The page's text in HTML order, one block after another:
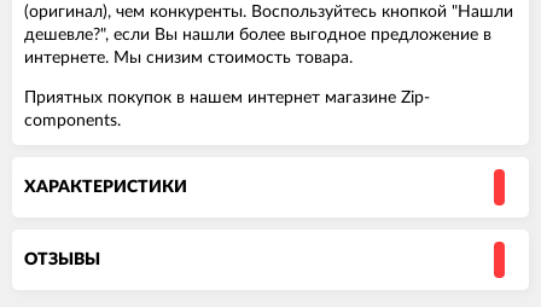
(оригинал), чем конкуренты. Воспользуйтесь кнопкой "Нашли
дешевле?", если Вы нашли более выгодное предложение в
интернете. Мы снизим стоимость товара.
Приятных покупок в нашем интернет магазине Zip-
components.
ХАРАКТЕРИСТИКИ
ОТЗЫВЫ